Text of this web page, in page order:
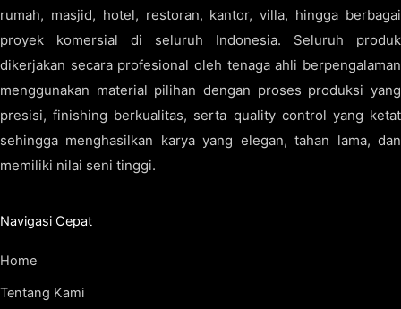
rumah, masjid, hotel, restoran, kantor, villa, hingga berbagai
proyek komersial di seluruh Indonesia. Seluruh produk
dikerjakan secara profesional oleh tenaga ahli berpengalaman
menggunakan material pilihan dengan proses produksi yang
presisi, finishing berkualitas, serta quality control yang ketat
sehingga menghasilkan karya yang elegan, tahan lama, dan
memiliki nilai seni tinggi.
Navigasi Cepat
Home
Tentang Kami